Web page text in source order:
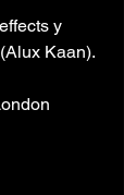
y
Kaan).